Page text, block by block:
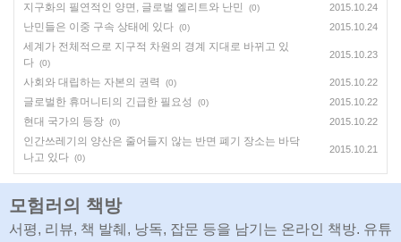
지구화의 필연적인 양면, 글로벌 엘리트와 난민 (0) 2015.10.24
난민들은 이중 구속 상태에 있다 (0) 2015.10.24
세계가 전체적으로 지구적 차원의 경계 지대로 바뀌고 있
다 (0)
2015.10.23
사회와 대립하는 자본의 권력 (0) 2015.10.22
글로벌한 휴머니티의 긴급한 필요성 (0) 2015.10.22
현대 국가의 등장 (0) 2015.10.22
인간쓰레기의 양산은 줄어들지 않는 반면 폐기 장소는 바닥
나고 있다 (0)
2015.10.21
모험러의 책방
서평, 리뷰, 책 발췌, 낭독, 잡문 등을 남기는 온라인 책방. 유튜